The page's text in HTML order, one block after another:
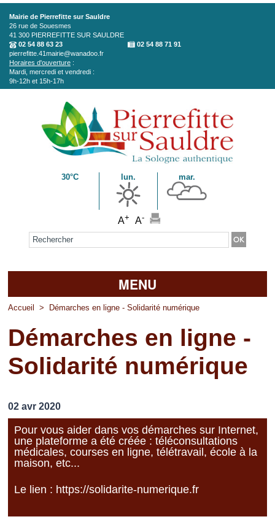
Aller au contenu principal
Mairie de Pierrefitte sur Sauldre
26 rue de Souesmes
41 300 PIERREFITTE SUR SAULDRE
02 54 88 63 23
02 54 88 71 91
pierrefitte.41mairie@wanadoo.fr
Horaires d'ouverture :
Mardi, mercredi et vendredi :
9h-12h et 15h-17h
30°C lun. mar.
A+ A-
Formulaire de recherche
MENU
Accueil
La mairie
Découvrir Pierrefitte
Vos professionnels
Loisirs
Accueil > Démarches en ligne - Solidarité numérique
Démarches en ligne -
Solidarité numérique
02 avr 2020
Pour vous aider dans vos démarches sur Internet,
une plateforme a été créée : téléconsultations
médicales, courses en ligne, télétravail, école à la
maison, etc...
Le lien : https://solidarite-numerique.fr